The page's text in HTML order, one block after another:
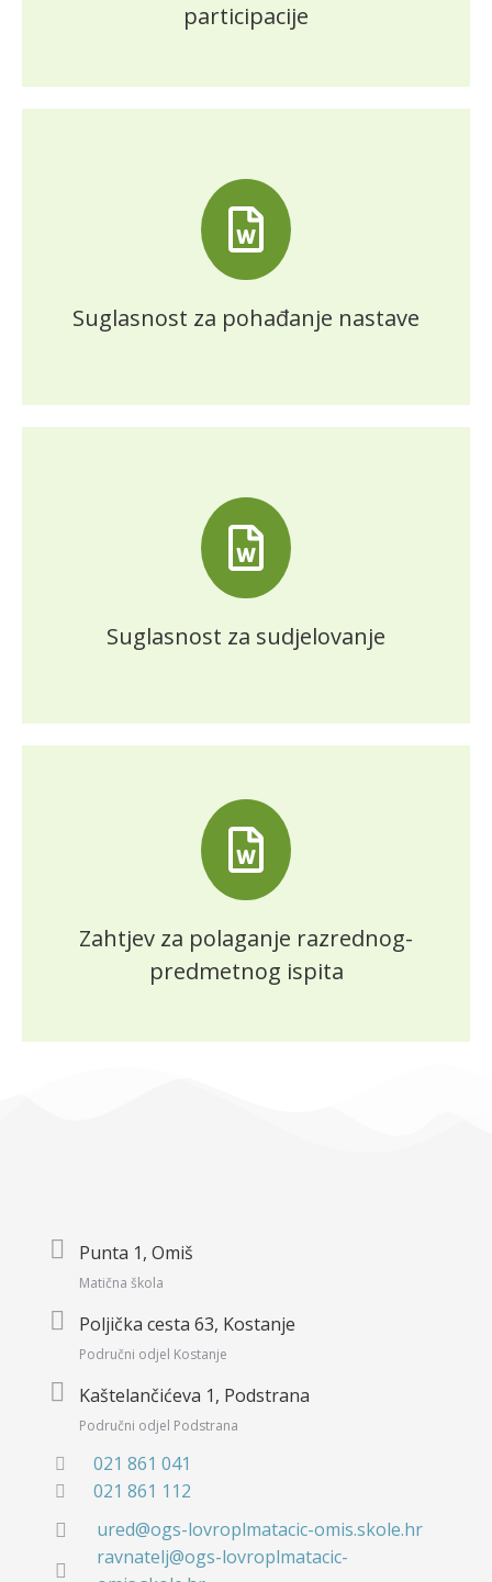
participacije
Suglasnost za pohađanje nastave
Suglasnost za sudjelovanje
Zahtjev za polaganje razrednog-
predmetnog ispita
Punta 1, Omiš
Matična škola
Poljička cesta 63, Kostanje
Područni odjel Kostanje
Kaštelančićeva 1, Podstrana
Područni odjel Podstrana
021 861 041
021 861 112
ured@ogs-lovroplmatacic-omis.skole.hr
ravnatelj@ogs-lovroplmatacic-